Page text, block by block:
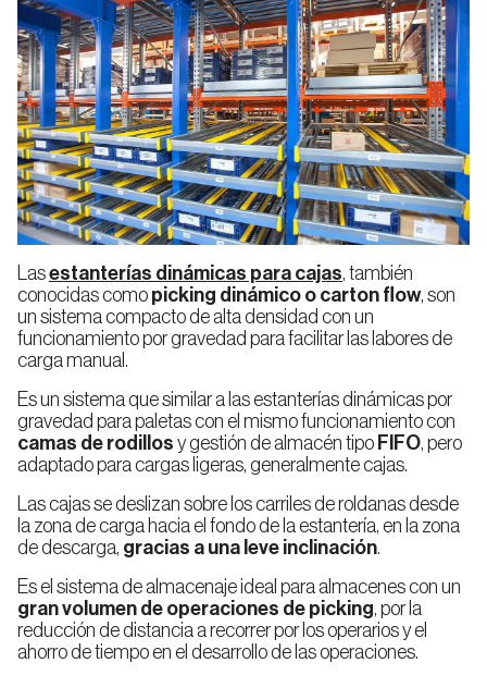
Selecciona tu país
País
España
Continuar
Lasestanterías dinámicas para cajas, también
conocidas como picking dinámico o carton flow, son
un sistema compacto de alta densidad con un
funcionamiento por gravedad para facilitar las labores de
carga manual.
Es un sistema que similar a las estanterías dinámicas por
gravedad para paletas con el mismo funcionamiento con
camas de rodillos y gestión de almacén tipo FIFO, pero
adaptado para cargas ligeras, generalmente cajas.
Las cajas se deslizan sobre los carriles de roldanas desde
la zona de carga hacia el fondo de la estantería, en la zona
de descarga, gracias a una leve inclinación.
Es el sistema de almacenaje ideal para almacenes con un
gran volumen de operaciones de picking, por la
reducción de distancia a recorrer por los operarios y el
ahorro de tiempo en el desarrollo de las operaciones.